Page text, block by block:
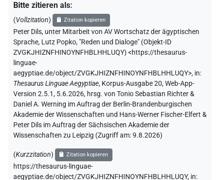
Bitte zitieren als:
(Vollzitation) Zitation kopieren
Peter Dils, unter Mitarbeit von AV Wortschatz der ägyptischen
Sprache, Lutz Popko, "Reden und Dialoge" (Objekt-ID
ZVGKJHIZNFHINOYNFHBLHHLUQY) <https://thesaurus-
linguae-
aegyptiae.de/object/ZVGKJHIZNFHINOYNFHBLHHLUQY>, in:
Thesaurus Linguae Aegyptiae, Korpus-Ausgabe 20, Web-App-
Version 2.5.1, 5.6.2026, hrsg. von Tonio Sebastian Richter &
Daniel A. Werning im Auftrag der Berlin-Brandenburgischen
Akademie der Wissenschaften und Hans-Werner Fischer-Elfert &
Peter Dils im Auftrag der Sächsischen Akademie der
Wissenschaften zu Leipzig (Zugriff am:9.8.2026)
(Kurzzitation) Zitation kopieren
https://thesaurus-linguae-
aegyptiae.de/object/ZVGKJHIZNFHINOYNFHBLHHLUQY, in: